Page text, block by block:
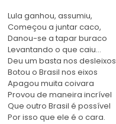
Lula ganhou, assumiu,
Começou a juntar caco,
Danou-se a tapar buraco
Levantando o que caiu…
Deu um basta nos desleixos
Botou o Brasil nos eixos
Apagou muita coivara
Provou de maneira incrível
Que outro Brasil é possível
Por isso que ele é o cara.